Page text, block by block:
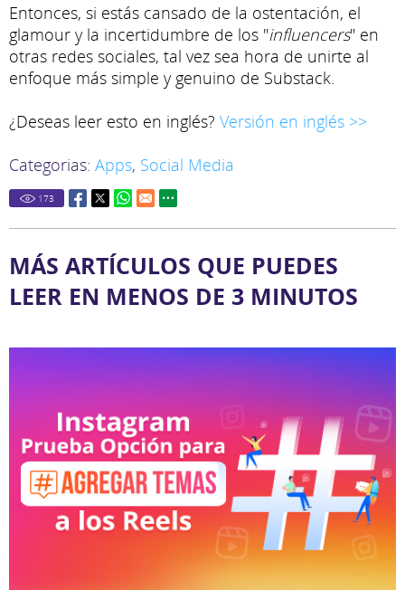
Entonces, si estás cansado de la ostentación, el
glamour y la incertidumbre de los "influencers" en
otras redes sociales, tal vez sea hora de unirte al
enfoque más simple y genuino de Substack.
¿Deseas leer esto en inglés? Versión en inglés >>
Categorias: Apps, Social Media
173
MÁS ARTÍCULOS QUE PUEDES
LEER EN MENOS DE 3 MINUTOS